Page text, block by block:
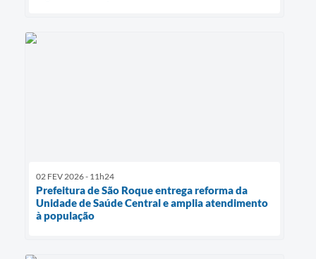
02 FEV 2026 - 11h24
Prefeitura de São Roque entrega reforma da
Unidade de Saúde Central e amplia atendimento
à população